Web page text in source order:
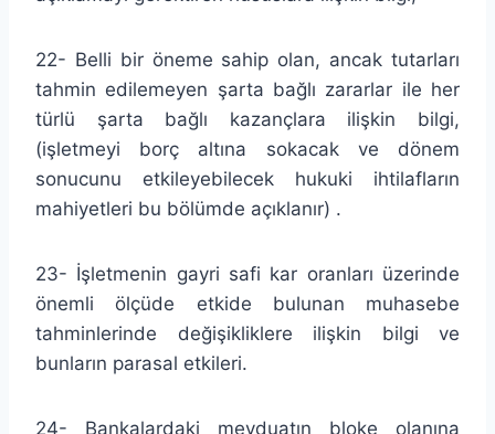
22- Belli bir öneme sahip olan, ancak tutarları
tahmin edilemeyen şarta bağlı zararlar ile her
türlü şarta bağlı kazançlara ilişkin bilgi,
(işletmeyi borç altına sokacak ve dönem
sonucunu etkileyebilecek hukuki ihtilafların
mahiyetleri bu bölümde açıklanır) .
23- İşletmenin gayri safi kar oranları üzerinde
önemli ölçüde etkide bulunan muhasebe
tahminlerinde değişikliklere ilişkin bilgi ve
bunların parasal etkileri.
24- Bankalardaki mevduatın bloke olanına